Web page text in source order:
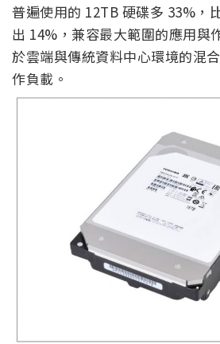
普遍使用的 12TB 硬碟多 33%，
出 14%，兼容最大範圍的應用與
於雲端與傳統資料中心環境的混
作負載。